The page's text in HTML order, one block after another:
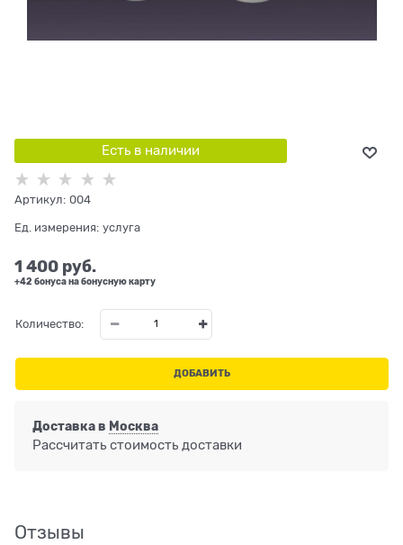
Есть в наличии
Артикул: 004
Ед. измерения: услуга
1 400 руб.
+42 бонуса на бонусную карту
Количество:
ДОБАВИТЬ
Доставка в Москва
Рассчитать стоимость доставки
Отзывы